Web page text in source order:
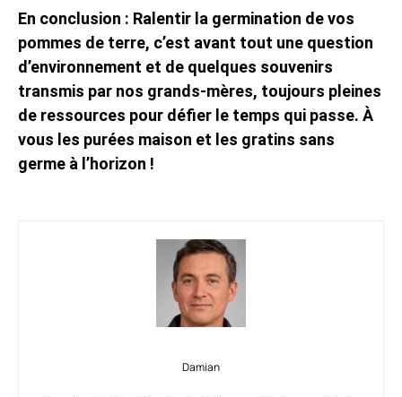
En conclusion : Ralentir la germination de vos
pommes de terre, c’est avant tout une question
d’environnement et de quelques souvenirs
transmis par nos grands-mères, toujours pleines
de ressources pour défier le temps qui passe. À
vous les purées maison et les gratins sans
germe à l’horizon !
Damian